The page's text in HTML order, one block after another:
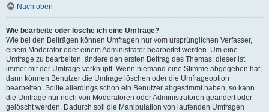
Nach oben
Wie bearbeite oder lösche ich eine Umfrage?
Wie bei den Beiträgen können Umfragen nur vom ursprünglichen Verfasser,
einem Moderator oder einem Administrator bearbeitet werden. Um eine
Umfrage zu bearbeiten, ändere den ersten Beitrag des Themas; dieser ist
immer mit der Umfrage verknüpft. Wenn niemand eine Stimme abgegeben hat,
dann können Benutzer die Umfrage löschen oder die Umfrageoption
bearbeiten. Sollte allerdings schon ein Benutzer abgestimmt haben, so kann
die Umfrage nur noch von Moderatoren oder Administratoren geändert oder
gelöscht werden. Dadurch soll die Manipulation von laufenden Umfragen